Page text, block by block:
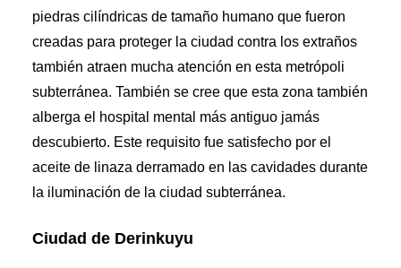
piedras cilíndricas de tamaño humano que fueron
creadas para proteger la ciudad contra los extraños
también atraen mucha atención en esta metrópoli
subterránea. También se cree que esta zona también
alberga el hospital mental más antiguo jamás
descubierto. Este requisito fue satisfecho por el
aceite de linaza derramado en las cavidades durante
la iluminación de la ciudad subterránea.
Ciudad de Derinkuyu